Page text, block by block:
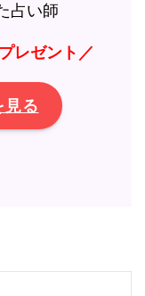
占い師
レゼント／
見る